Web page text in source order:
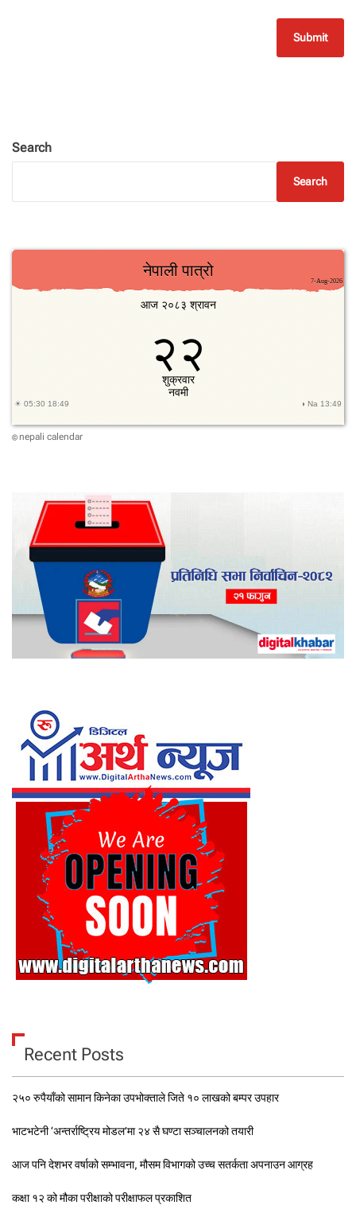
Search
Search
© nepali calendar
Recent Posts
२५० रुपैयाँको सामान किनेका उपभोक्ताले जिते १० लाखको बम्पर उपहार
भाटभटेनी ‘अन्तर्राष्ट्रिय मोडल’मा २४ सै घण्टा सञ्चालनको तयारी
आज पनि देशभर वर्षाको सम्भावना, मौसम विभागको उच्च सतर्कता अपनाउन आग्रह
कक्षा १२ को मौका परीक्षाको परीक्षाफल प्रकाशित